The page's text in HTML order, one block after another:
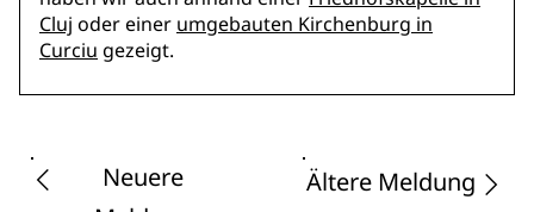
Cluj oder einer umgebauten Kirchenburg in
Curciu gezeigt.
Neuere
Ältere Meldung